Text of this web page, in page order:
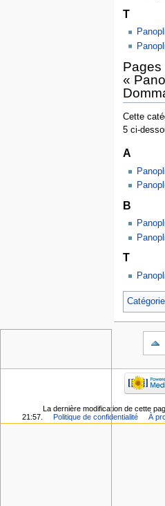
T
Pages
«
Cette
5 ci-
A
B
T
Catégorie
La dernière modification de cette
21:57.
Politique de confidentialité À